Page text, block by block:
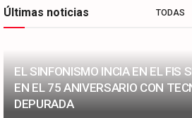
Últimas noticias TODAS
EL SINFONISMO INCIA EN EL FIS
EN EL 75 ANIVERSARIO CON
DEPURADA